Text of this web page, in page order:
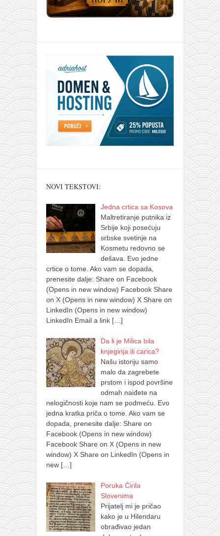
NOVI TEKSTOVI:
Jedna crtica sa Kosova
Maltretiranje putnika iz
Srbije koji posećuju
srbske svetinje na
Kosmetu redovno se
dešava. Evo jedne
crtice o tome. Ako vam se dopada,
prenesite dalje: Share on Facebook
(Opens in new window) Facebook Share
on X (Opens in new window) X Share on
LinkedIn (Opens in new window)
LinkedIn Email a link […]
Da li je Milica bila
knjeginja ili carica?
Našu istoriju samo
malo da zagrebete
prstom i ispod površine
odmah naiđete na
nelogičnosti koje nam se podmeću. Evo
jedna kratka priča o tome. Ako vam se
dopada, prenesite dalje: Share on
Facebook (Opens in new window)
Facebook Share on X (Opens in new
window) X Share on LinkedIn (Opens in
new […]
Poruka Ćirila
Slovenima
Prijatelj mi je pričao
kako je u Hilendaru
obrađivao jedan